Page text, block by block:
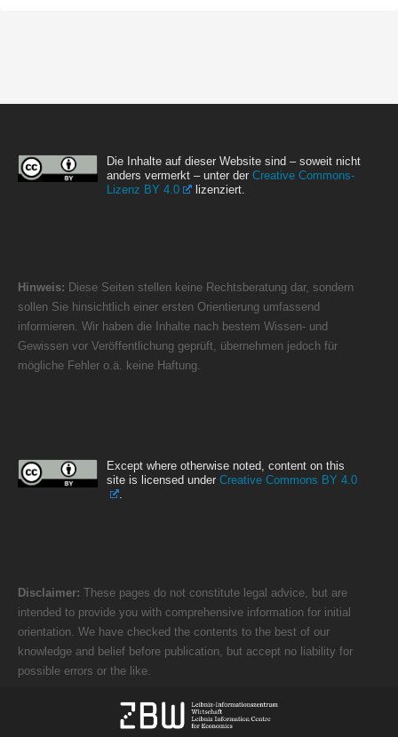
Die Inhalte auf dieser Website sind – soweit nicht
anders vermerkt – unter der Creative Commons-
Lizenz BY 4.0
lizenziert.
Hinweis: Diese Seiten stellen keine Rechtsberatung dar, sondern
sollen Sie hinsichtlich einer ersten Orientierung umfassend
informieren. Wir haben die Inhalte nach bestem Wissen- und
Gewissen vor Veröffentlichung geprüft, übernehmen jedoch für
mögliche Fehler o.ä. keine Haftung.
Except where otherwise noted, content on this
site is licensed under Creative Commons BY 4.0
.
Disclaimer: These pages do not constitute legal advice, but are
intended to provide you with comprehensive information for initial
orientation. We have checked the contents to the best of our
knowledge and belief before publication, but accept no liability for
possible errors or the like.